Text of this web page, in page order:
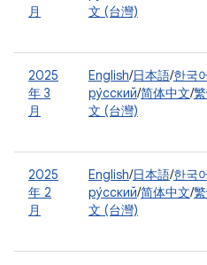
月
文 (台灣)
2025
年 3
月
English/日本語/한국
ру́сский/简体中文/
文 (台灣)
2025
年 2
月
English/日本語/한국
ру́сский/简体中文/
文 (台灣)